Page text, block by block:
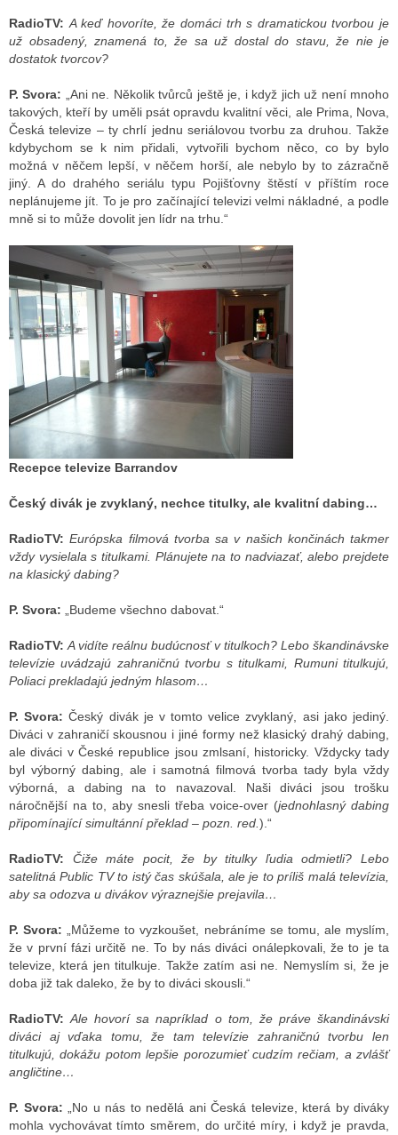
RadioTV: A keď hovoríte, že domáci trh s dramatickou tvorbou je
už obsadený, znamená to, že sa už dostal do stavu, že nie je
dostatok tvorcov?
P. Svora: „Ani ne. Několik tvůrců ještě je, i když jich už není mnoho
takových, kteří by uměli psát opravdu kvalitní věci, ale Prima, Nova,
Česká televize – ty chrlí jednu seriálovou tvorbu za druhou. Takže
kdybychom se k nim přidali, vytvořili bychom něco, co by bylo
možná v něčem lepší, v něčem horší, ale nebylo by to zázračně
jiný. A do drahého seriálu typu Pojišťovny štěstí v příštím roce
neplánujeme jít. To je pro začínající televizi velmi nákladné, a podle
mně si to může dovolit jen lídr na trhu.“
Recepce televize Barrandov
Český divák je zvyklaný, nechce titulky, ale kvalitní dabing…
RadioTV: Európska filmová tvorba sa v našich končinách takmer
vždy vysielala s titulkami. Plánujete na to nadviazať, alebo prejdete
na klasický dabing?
P. Svora: „Budeme všechno dabovat.“
RadioTV: A vidíte reálnu budúcnosť v titulkoch? Lebo škandinávske
televízie uvádzajú zahraničnú tvorbu s titulkami, Rumuni titulkujú,
Poliaci prekladajú jedným hlasom…
P. Svora: Český divák je v tomto velice zvyklaný, asi jako jediný.
Diváci v zahraničí skousnou i jiné formy než klasický drahý dabing,
ale diváci v České republice jsou zmlsaní, historicky. Vždycky tady
byl výborný dabing, ale i samotná filmová tvorba tady byla vždy
výborná, a dabing na to navazoval. Naši diváci jsou trošku
náročnější na to, aby snesli třeba voice-over (jednohlasný dabing
připomínající simultánní překlad – pozn. red. ).“
RadioTV:
Čiže máte pocit, že by titulky ľudia odmietli? Lebo
satelitná Public TV to istý čas skúšala, ale je to príliš malá televízia,
aby sa odozva u divákov výraznejšie prejavila…
P. Svora: „Můžeme to vyzkoušet, nebráníme se tomu, ale myslím,
že v první fázi určitě ne. To by nás diváci onálepkovali, že to je ta
televize, která jen titulkuje. Takže zatím asi ne. Nemyslím si, že je
doba již tak daleko, že by to diváci skousli.“
RadioTV: Ale hovorí sa napríklad o tom, že práve škandinávski
diváci aj vďaka tomu, že tam televízie zahraničnú tvorbu len
titulkujú, dokážu potom lepšie porozumieť cudzím rečiam, a zvlášť
angličtine…
P. Svora: „No u nás to nedělá ani Česká televize, která by diváky
mohla vychovávat tímto směrem, do určité míry, i když je pravda,